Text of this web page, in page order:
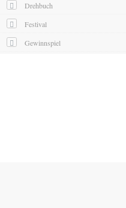
Drehbuch
Festival
Gewinnspiel